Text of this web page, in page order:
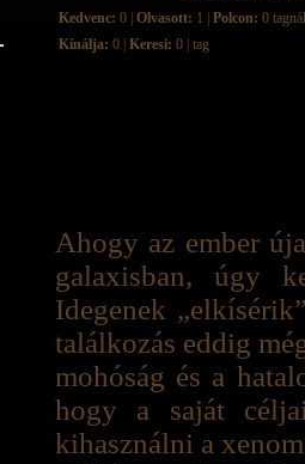
Kedvenc: 0 | Olvasott: 1 | Polcon: 0 tagnál
Kínálja: 0 | Keresi: 0 | tag
Ahogy az ember
galaxisban, úgy
Idegenek
találkozás eddig
mohóság és a
hogy a saját
kihasználni a